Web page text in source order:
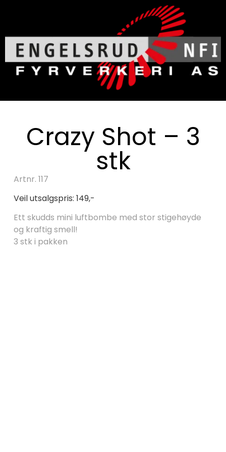
Crazy Shot – 3
stk
Artnr. 117
Veil utsalgspris: 149,-
Ett skudds mini luftbombe med stor stigehøyde
og kraftig smell!
3 stk i pakken